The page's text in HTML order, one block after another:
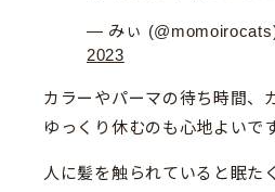
— みぃ
2023
カラーやパーマの待ち時間、
ゆっくり休むのも心地よいで
人に髪を触られていると眠た